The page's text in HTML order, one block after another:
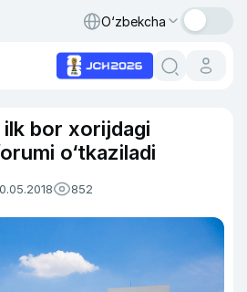
O‘zbekcha
ilk bor xorijdagi
o‘tkaziladi
852